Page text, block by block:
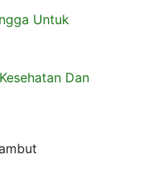
Untuk
Dan